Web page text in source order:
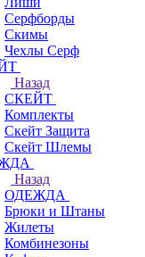
Серфборды
Скимы
Чехлы Cерф
Назад
СКЕЙТ
Комплекты
Скейт Защита
Скейт Шлемы
Назад
ОДЕЖДА
Брюки и Штаны
Жилеты
Комбинезоны